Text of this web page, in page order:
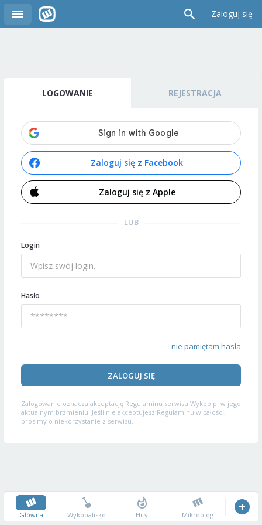
Zaloguj się
LOGOWANIE REJESTRACJA
Zaloguj się z Facebook
Zaloguj się z Apple
LUB
Login
Hasło
nie pamiętam hasła
ZALOGUJ SIĘ
Zalogowanie oznacza akceptację Regulaminu serwisu Wykop.pl w jego
aktualnym brzmieniu. Jeśli nie akceptujesz Regulaminu w całości,
prosimy o niekorzystanie z serwisu.
Główna Wykopalisko Hity Mikroblog